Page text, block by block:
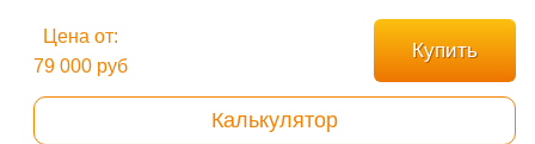
Цена от:
79 000 руб
Купить
Калькулятор